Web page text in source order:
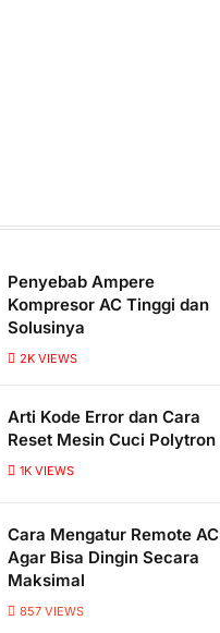
Penyebab Ampere
Kompresor AC Tinggi dan
Solusinya
2K VIEWS
Arti Kode Error dan Cara
Reset Mesin Cuci Polytron
1K VIEWS
Cara Mengatur Remote AC
Agar Bisa Dingin Secara
Maksimal
857 VIEWS